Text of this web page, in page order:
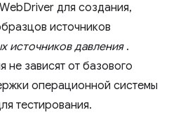
для создания,
источников
источников давления.
не зависят от базового
операционной системы
тестирования.